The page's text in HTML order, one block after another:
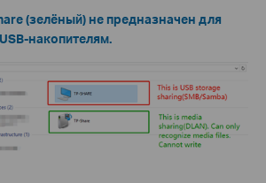
(зелёный) не предназначен для
накопителям.